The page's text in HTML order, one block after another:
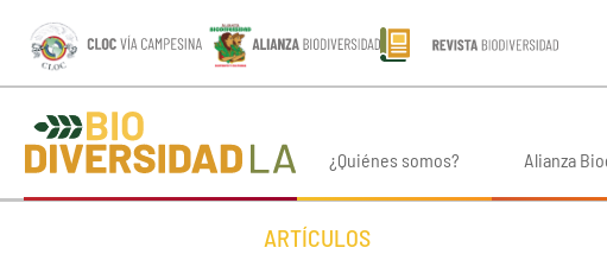
¿Quiénes somos? Alianza
ARTÍCULOS